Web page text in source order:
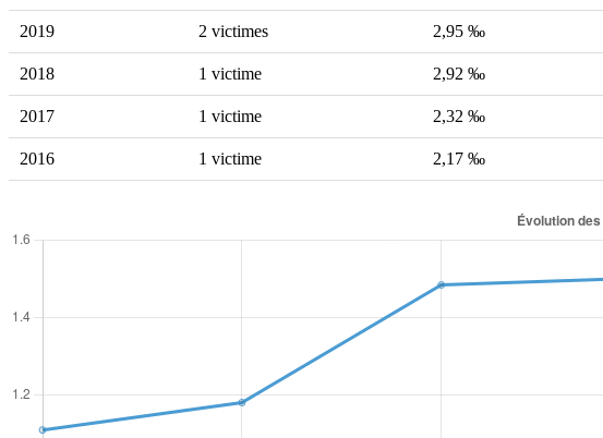
2019 2 victimes 2,95 ‰
2018 1 victime 2,92 ‰
2017 1 victime 2,32 ‰
2016 1 victime 2,17 ‰